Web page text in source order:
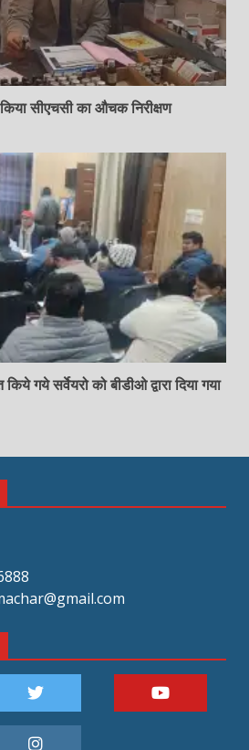
सीएचसी का औचक निरीक्षण
गये सर्वेयरो को बीडीओ द्वारा दिया गया